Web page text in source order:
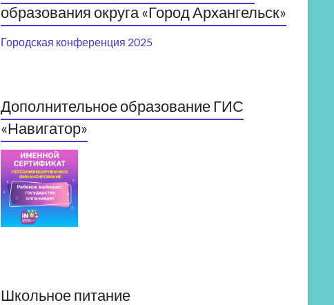
образования округа «Город Архангельск»
Городская конференция 2025
Дополнительное образование ГИС
«Навигатор»
Школьное питание